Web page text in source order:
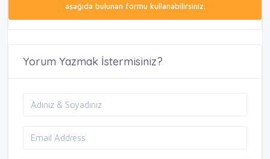
aşağıda bulunan formu kullanabilirsiniz.
Yorum Yazmak İstermisiniz?